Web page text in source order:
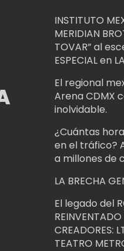
INSTITUTO
MERIDIAN
TOVAR” al
ESPECIAL en
El regional
Arena CDMX
inolvidable.
¿Cuántas
en el tráfico?
a millones de
LA BRECHA
El legado del
CREADORES:
TEATRO